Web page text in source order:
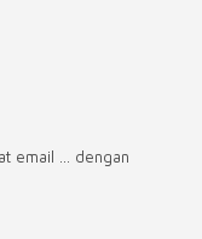
email … dengan